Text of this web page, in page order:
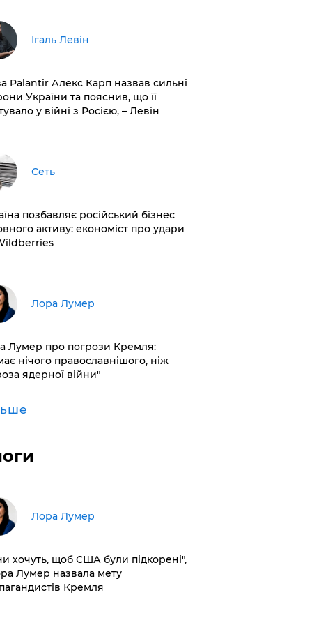
Ігаль Левін
Palantir Алекс Карп назвав сильні
України та пояснив, що її
у війні з Росією, – Левін
Сеть
позбавляє російський бізнес
активу: економіст про удари
​Лора Лумер
Лумер про погрози Кремля:
нічого православнішого, ніж
ядерної війни"
​Лора Лумер
хочуть, щоб США були підкорені",
Лумер назвала мету
Кремля